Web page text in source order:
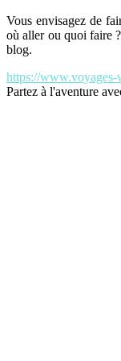
Vous envisagez de
où aller ou quoi faire
blog.
https://www.voyages-
Partez à l'aventure